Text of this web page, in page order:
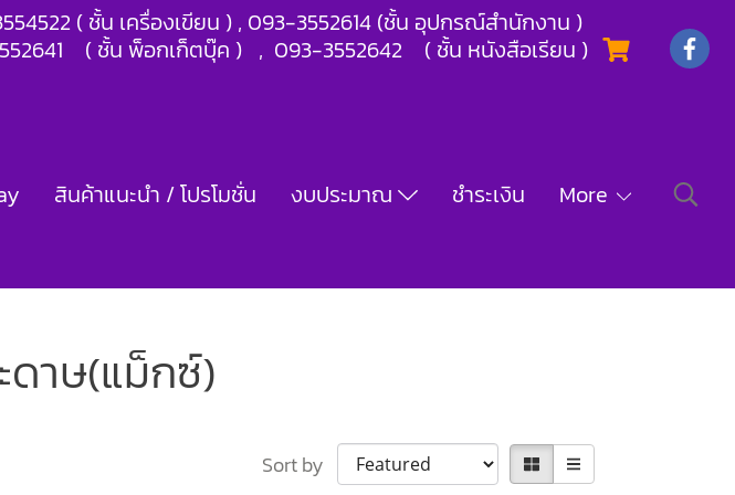
( ชั้น เครื่องเขียน ) , 093-3552614 (ชั้น อุปกรณ์สำนักงาน )
( ชั้น พ็อกเก็ตบุ๊ค ) , 093-3552642 ( ชั้น หนังสือเรียน )
สินค้าแนะนำ / โปรโมชั่น งบประมาณ ชำระเงิน More
ดาษ(แม็กซ์)
Sort by